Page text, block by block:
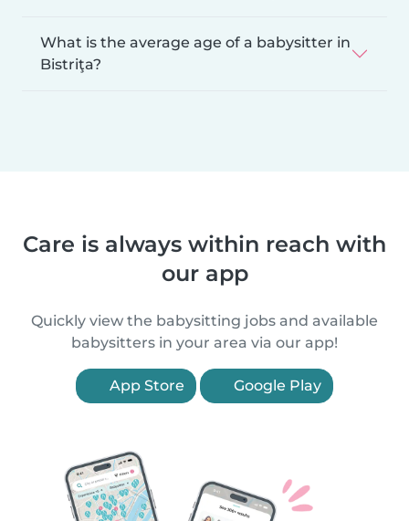
What is the average age of a babysitter in
Bistriţa?
Care is always within reach with
our app
Quickly view the babysitting jobs and available
babysitters in your area via our app!
App Store Google Play